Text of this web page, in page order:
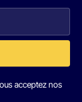
acceptez nos